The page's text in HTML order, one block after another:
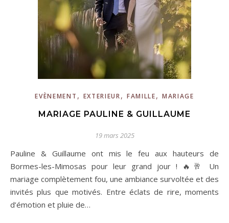
EVÈNEMENT , EXTERIEUR, FAMILLE, MARIAGE
MARIAGE PAULINE & GUILLAUME
19 mars 2025
Pauline & Guillaume ont mis le feu aux hauteurs de
Bormes-les-Mimosas pour leur grand jour ! 🔥🥂 Un
mariage complètement fou, une ambiance survoltée et des
invités plus que motivés. Entre éclats de rire, moments
d’émotion et pluie de…